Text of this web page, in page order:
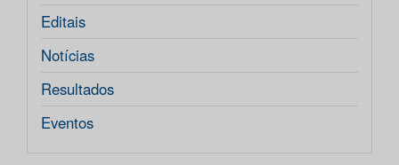
Editais
Notícias
Resultados
Eventos